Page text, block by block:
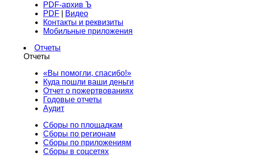
PDF-архив Ъ
PDF
Видео
Контакты и реквизиты
Мобильные приложения
Отчеты
Отчеты
«Вы помогли, спасибо!»
Куда пошли ваши деньги
Отчет о пожертвованиях
Годовые отчеты
Аудит
Сборы по площадкам
Сборы по регионам
Сборы по приложениям
Сборы в соцсетях